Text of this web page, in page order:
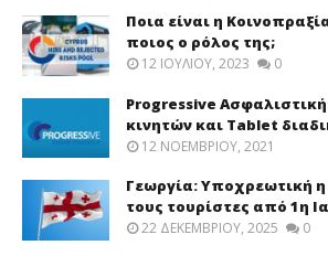
Ποια είναι η
ποιος ο ρόλος της;
12 ΙΟΥΛΊΟΥ, 2023 0
Progressive
κινητών και Tablet
12 ΝΟΕΜΒΡΊΟΥ, 2021
Γεωργία: Υποχρεωτική
τους τουρίστες από 1η
22 ΔΕΚΕΜΒΡΊΟΥ, 2025 0